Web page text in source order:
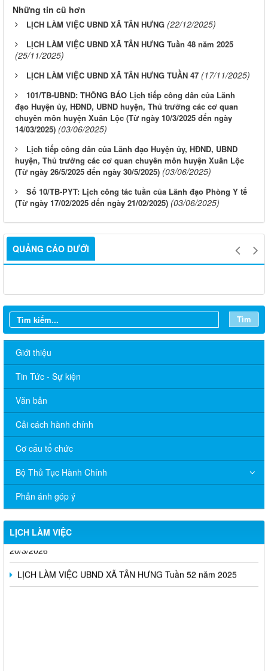
Những tin cũ hơn
LỊCH LÀM VIỆC UBND XÃ TÂN HƯNG (22/12/2025)
LỊCH LÀM VIỆC UBND XÃ TÂN HƯNG Tuần 48 năm 2025
(25/11/2025)
LỊCH LÀM VIỆC UBND XÃ TÂN HƯNG TUẦN 47 (17/11/2025)
101/TB-UBND: THÔNG BÁO Lịch tiếp công dân của Lãnh
đạo Huyện ủy, HĐND, UBND huyện, Thủ trưởng các cơ quan
chuyên môn huyện Xuân Lộc (Từ ngày 10/3/2025 đến ngày
14/03/2025) (03/06/2025)
Lịch tiếp công dân của Lãnh đạo Huyện ủy, HĐND, UBND
huyện, Thủ trưởng các cơ quan chuyên môn huyện Xuân Lộc
(Từ ngày 26/5/2025 đến ngày 30/5/2025) (03/06/2025)
Số 10/TB-PYT: Lịch công tác tuần của Lãnh đạo Phòng Y tế
(Từ ngày 17/02/2025 đến ngày 21/02/2025) (03/06/2025)
QUẢNG CÁO DƯỚI
Tìm
Giới thiệu
Tin Tức - Sự kiện
Văn bản
Cải cách hành chính
Cơ cấu tổ chức
Bộ Thủ Tục Hành Chính
Phản ánh góp ý
LỊCH LÀM VIỆC
Lịch làm việc UBND xã Tân Hưng, tuần 15 năm 2026
LỊCH LÀM VIỆC UBND XÃ TÂN HƯNG Tuần 14 (từ ngày 6/4
đến ngày 10/4/2026)
Lịch làm việc tuần 11 tháng 3 năm 2026 từ ngày 16/3 đến
20/3/2026
LỊCH LÀM VIỆC UBND XÃ TÂN HƯNG Tuần 52 năm 2025